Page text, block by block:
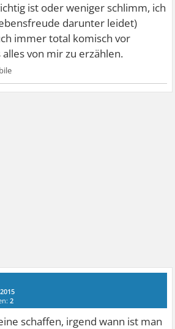
ist oder weniger schlimm, ich
darunter leidet)
immer total komisch vor
von mir zu erzählen.
2
schaffen, irgend wann ist man